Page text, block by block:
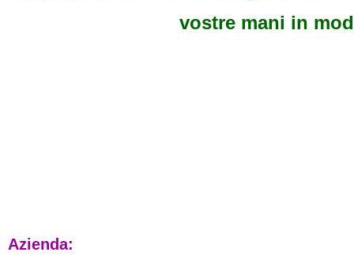
vostre mani in
Azienda: